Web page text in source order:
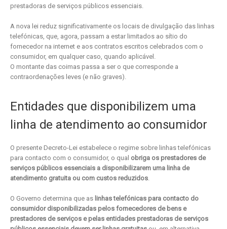
prestadoras de serviços públicos essenciais.
A nova lei reduz significativamente os locais de divulgação das linhas
telefónicas, que, agora, passam a estar limitados ao sítio do
fornecedor na internet e aos contratos escritos celebrados com o
consumidor, em qualquer caso, quando aplicável.
O montante das coimas passa a ser o que corresponde a
contraordenações leves (e não graves).
Entidades que disponibilizem uma
linha de atendimento ao consumidor
O presente Decreto-Lei estabelece o regime sobre linhas telefónicas
para contacto com o consumidor, o qual obriga os prestadores de
serviços públicos essenciais a disponibilizarem uma linha de
atendimento gratuita ou com custos reduzidos.
O Governo determina que as linhas telefónicas para contacto do
consumidor disponibilizadas pelos fornecedores de bens e
prestadores de serviços e pelas entidades prestadoras de serviços